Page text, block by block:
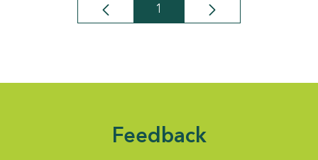
Seite
1
Feedback